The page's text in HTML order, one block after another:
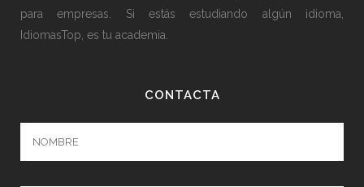
para empresas. Si estás estudiando algún idioma,
IdiomasTop, es tu academia.
CONTACTA